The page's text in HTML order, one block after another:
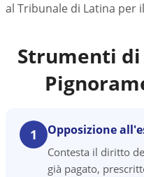
al Tribunale di Latina per
Strumenti
1 Opposizione
Contesta il diritto
già pagato,